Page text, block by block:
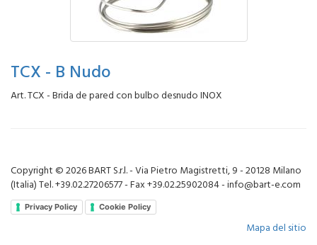
TCX - B Nudo
Art. TCX - Brida de pared con bulbo desnudo INOX
Copyright © 2026 BART S.r.l. - Via Pietro Magistretti, 9 - 20128 Milano
(Italia) Tel. +39.02.27206577 - Fax +39.02.25902084 - info@bart-e.com
Privacy Policy Cookie Policy
Mapa del sitio